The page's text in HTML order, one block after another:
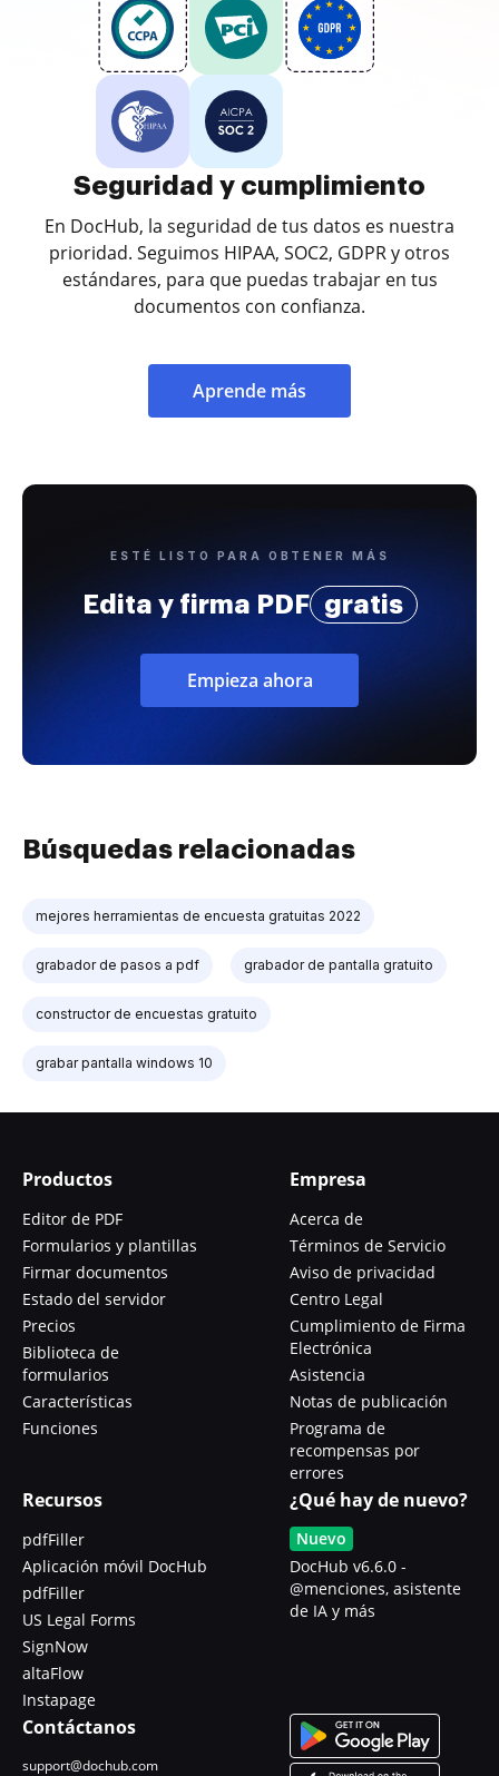
Seguridad y cumplimiento
En DocHub, la seguridad de tus datos es nuestra
prioridad. Seguimos HIPAA, SOC2, GDPR y otros
estándares, para que puedas trabajar en tus
documentos con confianza.
Aprende más
ESTÉ LISTO PARA OBTENER MÁS
Edita y firma PDF gratis
Empieza ahora
Búsquedas relacionadas
mejores herramientas de encuesta gratuitas 2022
grabador de pasos a pdf grabador de pantalla gratuito
constructor de encuestas gratuito
grabar pantalla windows 10
Productos
Editor de PDF
Formularios y plantillas
Firmar documentos
Estado del servidor
Precios
Biblioteca de
formularios
Características
Funciones
Empresa
Acerca de
Términos de Servicio
Aviso de privacidad
Centro Legal
Cumplimiento de Firma
Electrónica
Asistencia
Notas de publicación
Programa de
recompensas por
errores
Recursos
pdfFiller
Aplicación móvil DocHub
pdfFiller
US Legal Forms
SignNow
altaFlow
Instapage
¿Qué hay de nuevo?
Nuevo
DocHub v6.6.0 -
@menciones, asistente
de IA y más
Contáctanos
support@dochub.com